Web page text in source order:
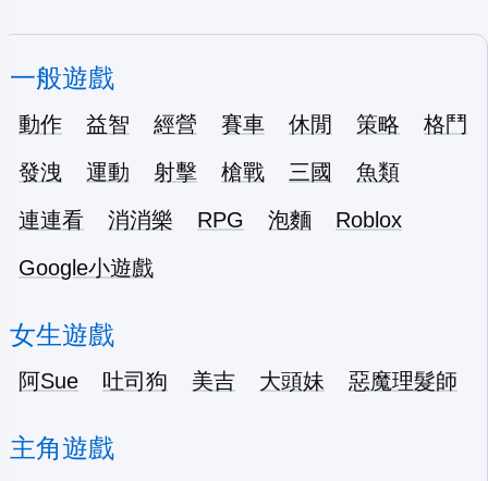
一般遊戲
動作 益智 經營 賽車 休閒 策略
格鬥
發洩
運動 射擊 槍戰 三國
魚類
連連看
消消樂 RPG 泡麵
Roblox
Google小遊戲
女生遊戲
阿Sue 吐司狗 美吉 大頭妹 惡魔理髮師
主角遊戲